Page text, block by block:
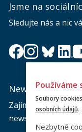
Jsme na
Sledujte nás a nic
Newsletter
Zajímá vás dění na
newsletteru a
Používáme
Soubory
osobních údajů.
Nezbytné